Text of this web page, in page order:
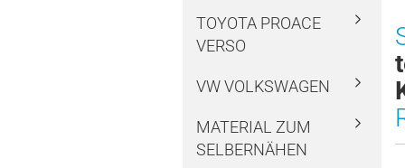
TOYOTA PROACE
VERSO
VW VOLKSWAGEN
MATERIAL ZUM
SELBERNÄHEN